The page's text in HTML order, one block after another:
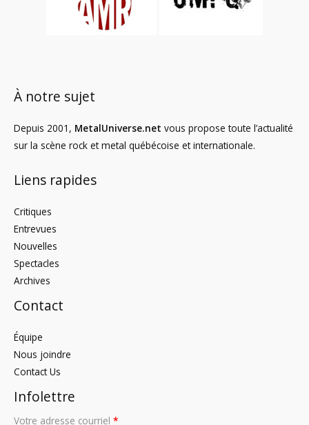
À notre sujet
Depuis 2001, MetalUniverse.net vous propose toute l’actualité
sur la scène rock et metal québécoise et internationale.
Liens rapides
Critiques
Entrevues
Nouvelles
Spectacles
Archives
Contact
Équipe
Nous joindre
Contact Us
Infolettre
Votre adresse courriel *